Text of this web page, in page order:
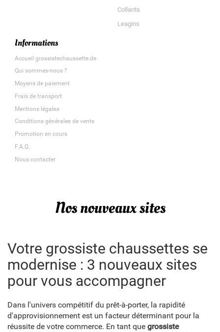
Collants
Leagins
Informations
Accueil grossistechaussette.de
Qui sommes-nous ?
Moyens de paiement
Frais de transport
Mentions légales
Conditions générales de vente
Promotion en cours
F.A.Q.
Nous contacter
Nos nouveaux sites
Votre grossiste chaussettes se
modernise : 3 nouveaux sites
pour vous accompagner
Dans l'univers compétitif du prêt-à-porter, la rapidité
d'approvisionnement est un facteur déterminant pour la
réussite de votre commerce. En tant que grossiste